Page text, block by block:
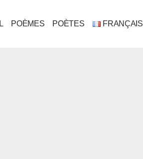
POÈMES POÈTES FRANÇAIS